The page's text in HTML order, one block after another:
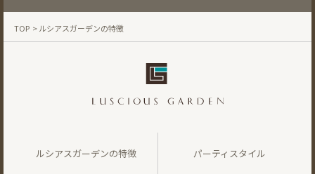
TOP > ルシアスガーデンの特徴
ルシアスガーデンの特徴 パーティスタイル